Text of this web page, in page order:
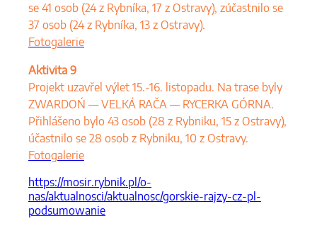
se 41 osob (24 z Rybníka, 17 z Ostravy), zúčastnilo se
37 osob (24 z Rybníka, 13 z Ostravy).
Fotogalerie
Aktivita 9
Projekt uzavřel výlet 15.-16. listopadu. Na trase byly
ZWARDOŃ — VELKÁ RAČA — RYCERKA GÓRNA.
Přihlášeno bylo 43 osob (28 z Rybniku, 15 z Ostravy),
účastnilo se 28 osob z Rybniku, 10 z Ostravy.
Fotogalerie
https://mosir.rybnik.pl/o-
nas/aktualnosci/aktualnosc/gorskie-rajzy-cz-pl-
podsumowanie